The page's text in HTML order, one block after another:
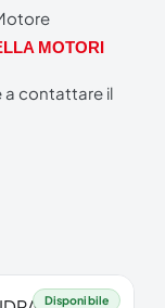
MOTORI
a contattare il
Disponibile